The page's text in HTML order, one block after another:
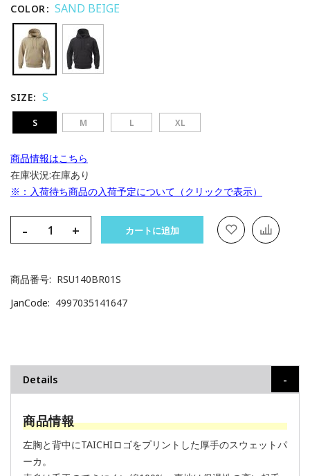
COLOR SAND BEIGE
SIZE S
S M L XL
商品情報はこちら
在庫状況:在庫あり
※：入荷待ち商品の入荷予定について（クリックで表示）
- + カートに追加
商品番号
RSU140BR01S
JanCode
4997035141647
Details
商品情報
左胸と背中にTAICHIロゴをプリントした厚手のスウェットパ
ーカ。